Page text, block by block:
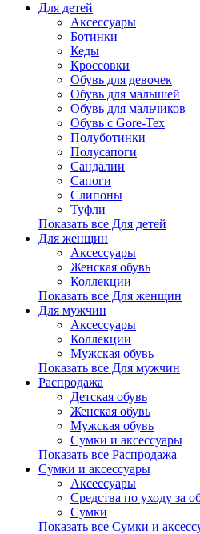
Для детей
Аксессуары
Ботинки
Кеды
Кроссовки
Обувь для девочек
Обувь для малышей
Обувь для мальчиков
Обувь с Gore-Tex
Полуботинки
Полусапоги
Сандалии
Сапоги
Слипоны
Туфли
Показать все Для детей
Для женщин
Аксессуары
Женская обувь
Коллекции
Показать все Для женщин
Для мужчин
Аксессуары
Коллекции
Мужская обувь
Показать все Для мужчин
Распродажа
Детская обувь
Женская обувь
Мужская обувь
Сумки и аксессуары
Показать все Распродажа
Сумки и аксессуары
Аксессуары
Средства по уходу за
Сумки
Показать все Сумки и